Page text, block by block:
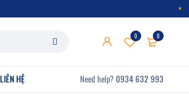
0
0
LIÊN HỆ Need help? 0934 632 993